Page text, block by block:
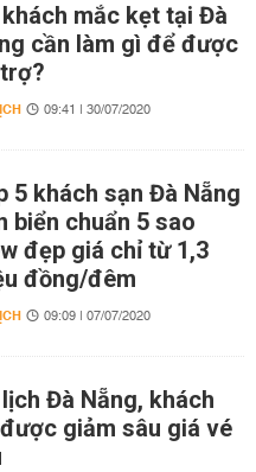
khách mắc kẹt tại Đà
cần làm gì để được
09:41 | 30/07/2020
5 khách sạn Đà Nẵng
biển chuẩn 5 sao
đẹp giá chỉ từ 1,3
đồng/đêm
09:09 | 07/07/2020
lịch Đà Nẵng, khách
giảm sâu giá vé